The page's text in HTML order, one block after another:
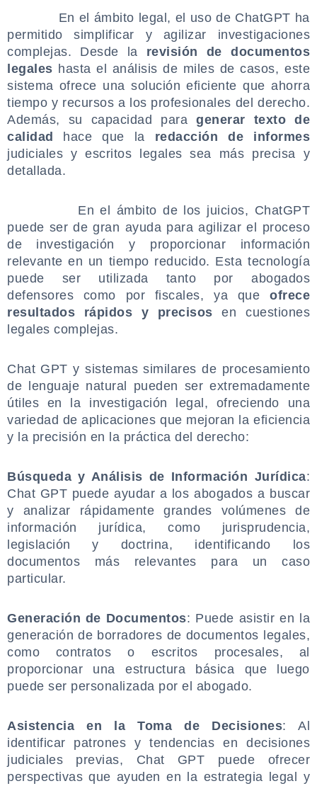
En el ámbito legal, el uso de ChatGPT ha
permitido simplificar y agilizar investigaciones
complejas. Desde la revisión de documentos
legales hasta el análisis de miles de casos, este
sistema ofrece una solución eficiente que ahorra
tiempo y recursos a los profesionales del derecho.
Además, su capacidad para generar texto de
calidad
hace que la redacción de informes
judiciales y escritos legales sea más precisa y
detallada.
En el ámbito de los juicios, ChatGPT
puede ser de gran ayuda para agilizar el proceso
de investigación y proporcionar información
relevante en un tiempo reducido. Esta tecnología
puede ser utilizada tanto por abogados
defensores como por fiscales, ya que ofrece
resultados rápidos y precisos en cuestiones
legales complejas.
Chat GPT y sistemas similares de procesamiento
de lenguaje natural pueden ser extremadamente
útiles en la investigación legal, ofreciendo una
variedad de aplicaciones que mejoran la eficiencia
y la precisión en la práctica del derecho:
Búsqueda y Análisis de Información Jurídica:
Chat GPT puede ayudar a los abogados a buscar
y analizar rápidamente grandes volúmenes de
información jurídica, como jurisprudencia,
legislación y doctrina, identificando los
documentos más relevantes para un caso
particular.
Generación de Documentos: Puede asistir en la
generación de borradores de documentos legales,
como contratos o escritos procesales, al
proporcionar una estructura básica que luego
puede ser personalizada por el abogado.
Asistencia en la Toma de Decisiones: Al
identificar patrones y tendencias en decisiones
judiciales previas, Chat GPT puede ofrecer
perspectivas que ayuden en la estrategia legal y